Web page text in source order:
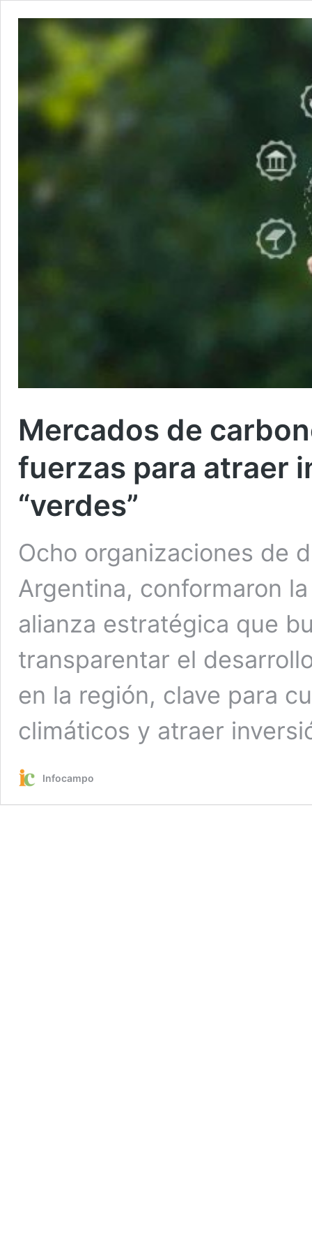
Mercados de
fuerzas para atraer
“verdes”
Ocho organizaciones de
Argentina, conformaron
alianza estratégica que
transparentar el
en la región, clave para
climáticos y atraer
Infocampo